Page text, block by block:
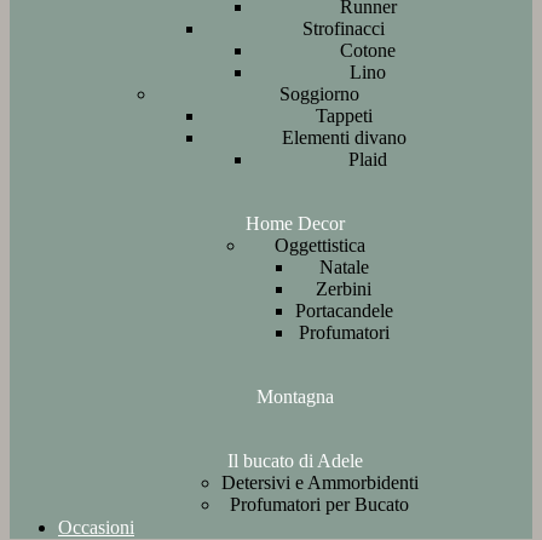
Runner
Strofinacci
Cotone
Lino
Soggiorno
Tappeti
Elementi divano
Plaid
Home Decor
Oggettistica
Natale
Zerbini
Portacandele
Profumatori
Montagna
Il bucato di Adele
Detersivi e Ammorbidenti
Profumatori per Bucato
Occasioni